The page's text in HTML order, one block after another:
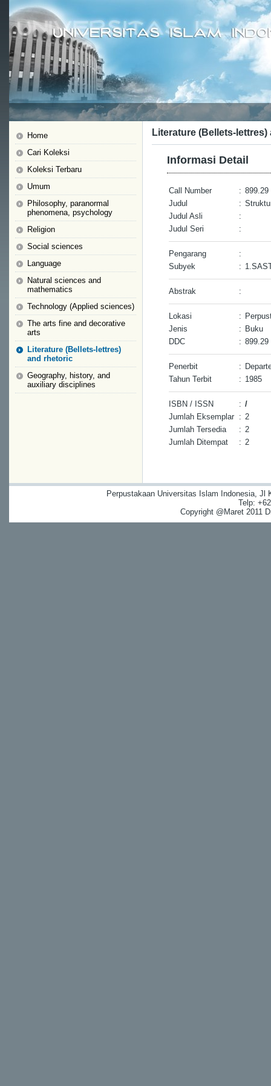
Home
Cari Koleksi
Koleksi Terbaru
Umum
Philosophy, paranormal
phenomena, psychology
Religion
Social sciences
Language
Natural sciences and
mathematics
Technology (Applied sciences)
The arts fine and decorative
arts
Literature (Bellets-lettres)
and rhetoric
Geography, history, and
auxiliary disciplines
Literature (Bellets-
Informasi Detail
Call Number : 899.29
Judul
:
Judul Asli
:
Judul Seri
:
Pengarang
:
Subyek
:
Abstrak :
Lokasi :
Jenis
: Buku
DDC
: 899.29
Penerbit :
Tahun Terbit
: 1985
ISBN / ISSN : /
Jumlah Eksemplar : 2
Jumlah Tersedia
: 2
Jumlah Ditempat
: 2
Perpustakaan Universitas Islam Indonesia, Jl
Telp:
Copyright @Maret 2011